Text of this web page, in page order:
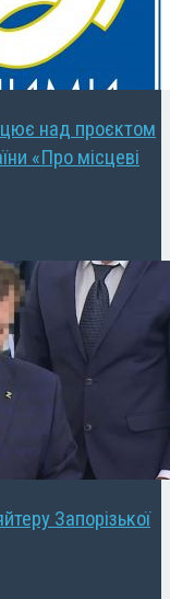
над проєктом
«Про місцеві
Запорізької